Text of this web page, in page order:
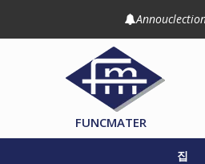

FUNCMATER
집